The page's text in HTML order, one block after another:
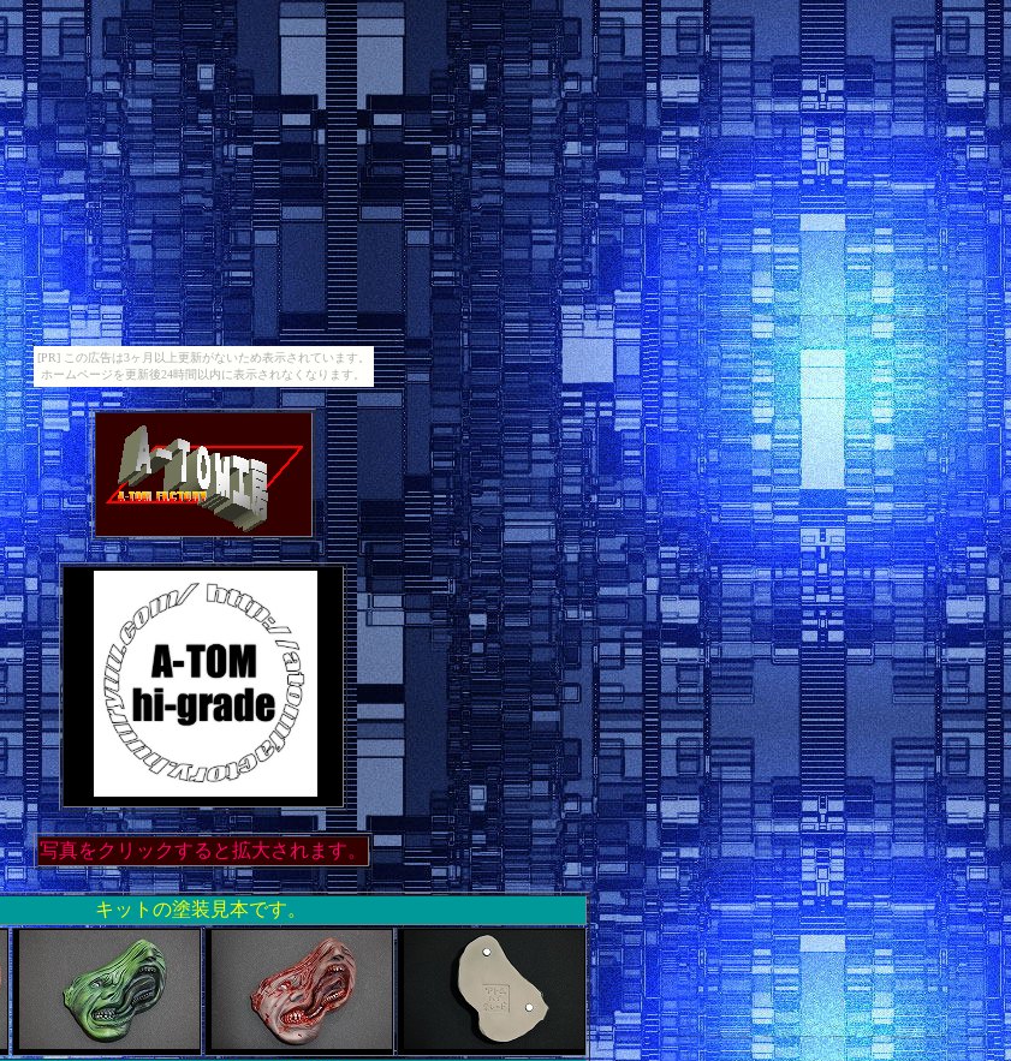
[PR] この広告は3ヶ月以上更新がないため表示されています。
ホームページを更新後24時間以内に表示されなくなります。
写真をクリックすると拡大されます。
キットの塗装見本です。